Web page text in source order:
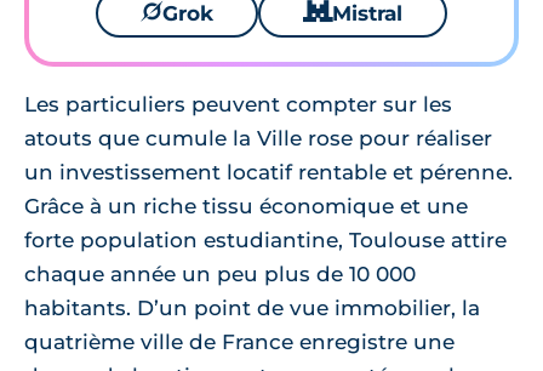
🪐Grok 🐱 Mistral
Les particuliers peuvent compter sur les
atouts que cumule la Ville rose pour réaliser
un investissement locatif rentable et pérenne.
Grâce à un riche tissu économique et une
forte population estudiantine, Toulouse attire
chaque année un peu plus de 10 000
habitants. D’un point de vue immobilier, la
quatrième ville de France enregistre une